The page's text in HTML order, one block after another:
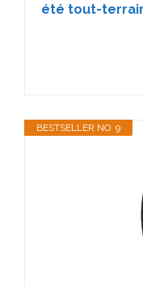
été tout-terrain
BESTSELLER NO. 9